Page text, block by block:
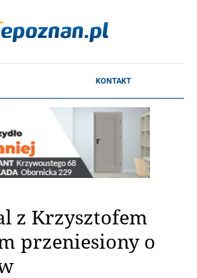
z Krzysztofem
przeniesiony o